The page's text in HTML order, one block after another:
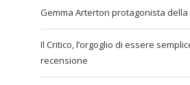
Gemma Arterton protagonista della
Il Critico, l’orgoglio di essere
recensione